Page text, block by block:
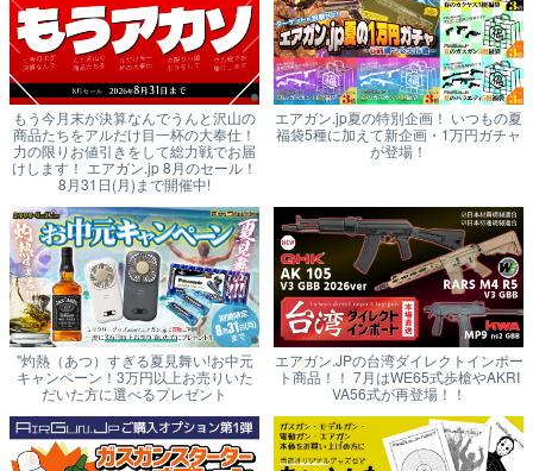
もう今月末が決算なんでうんと沢山の
商品たちをアルだけ目一杯の大奉仕！
力の限りお値引きをして総力戦でお届
けします！ エアガン.jp 8月のセール！
8月31日(月)まで開催中!
エアガン.jp夏の特別企画！ いつもの夏
福袋5種に加えて新企画・1万円ガチャ
が登場！
"灼熱（あつ）すぎる夏見舞い!お中元
キャンペーン！3万円以上お売りいた
だいた方に選べるプレゼント
エアガン.JPの台湾ダイレクトインポー
ト商品！！ 7月はWE65式歩槍やAKRI
VA56式が再登場！！